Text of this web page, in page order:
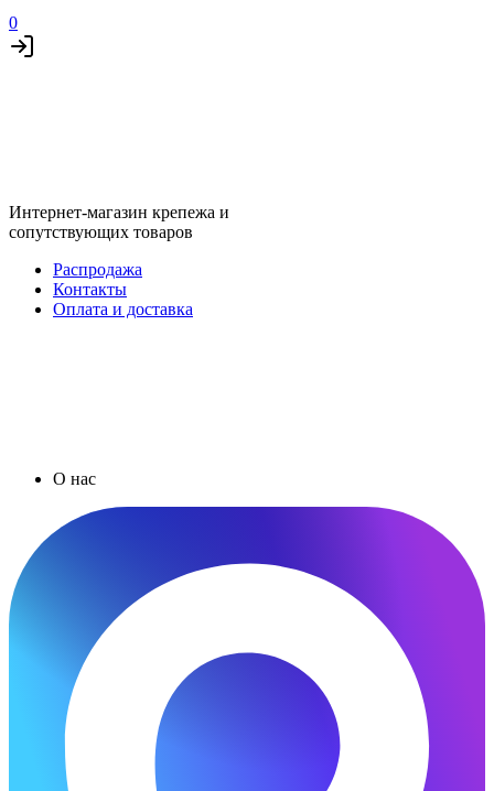
0
Интернет-магазин крепежа и
сопутствующих товаров
Распродажа
Контакты
Оплата и доставка
О нас